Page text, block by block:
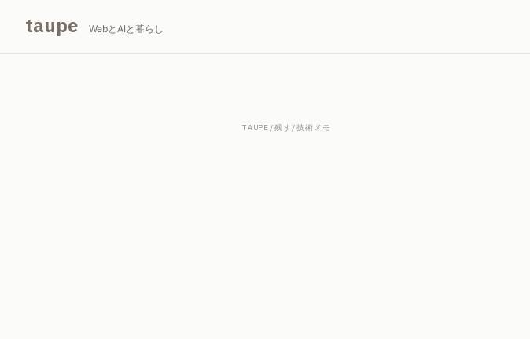
taupe WebとAIと暮らし
TAUPE/残す/技術メモ